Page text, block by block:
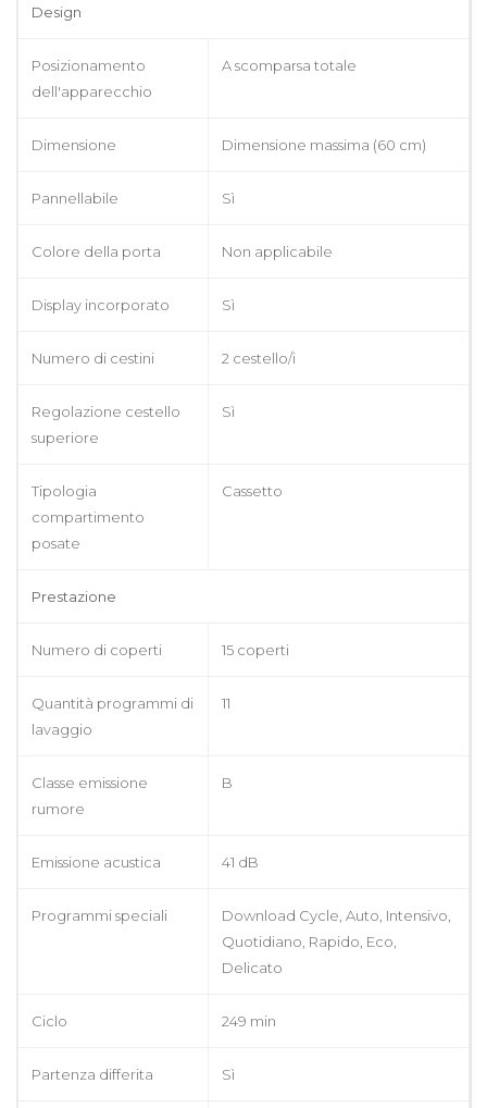
Design
Posizionamento
dell'apparecchio
A scomparsa totale
Dimensione Dimensione massima (60 cm)
Pannellabile Sì
Colore della porta Non applicabile
Display incorporato Sì
Numero di cestini 2 cestello/i
Regolazione cestello
superiore
Sì
Tipologia
compartimento
posate
Cassetto
Prestazione
Numero di coperti 15 coperti
Quantità programmi di
lavaggio
11
Classe emissione
rumore
B
Emissione acustica 41 dB
Programmi speciali
Download Cycle, Auto, Intensivo,
Quotidiano, Rapido, Eco,
Delicato
Ciclo 249 min
Partenza differita Sì